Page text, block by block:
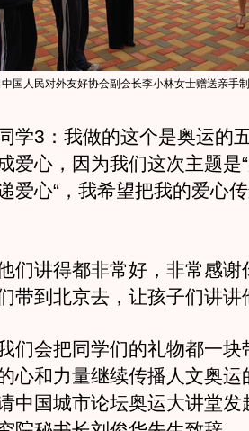
国人民对外友好协会副会长李小林女士赠送亲手
3：我做的这个是奥运的
爱心，因为我们这次主题是
爱心“，我希望把我的爱心
讲得都非常好，非常感谢
带到北京去，让孩子们讲讲
会把同学们的礼物都一块
心和力量继续传播人文奥运
中国城市论坛奥运大讲堂发